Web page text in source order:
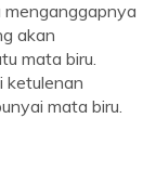
akan
mata biru.
ketulenan
mata biru.